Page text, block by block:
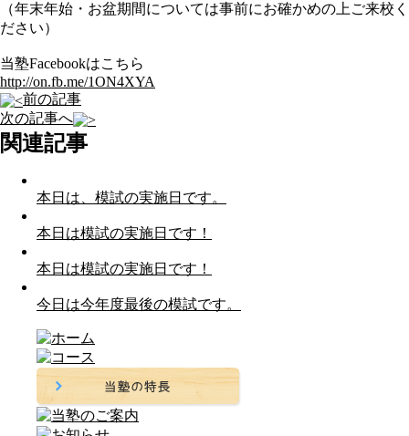
（年末年始・お盆期間については事前にお確かめの上ご来校く
ださい）
当塾Facebookはこちら
http://on.fb.me/1ON4XYA
前の記事
次の記事へ
関連記事
本日は、模試の実施日です。
本日は模試の実施日です！
本日は模試の実施日です！
今日は今年度最後の模試です。